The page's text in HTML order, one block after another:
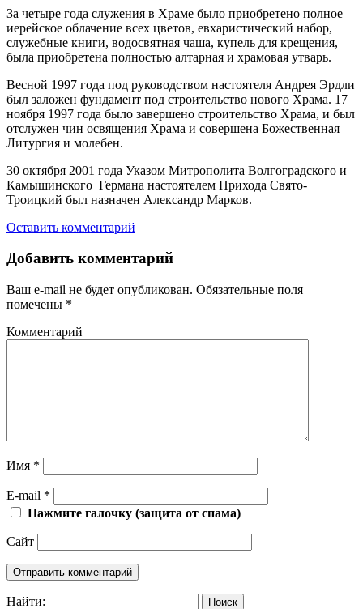
За четыре года служения в Храме было приобретено полное
иерейское облачение всех цветов, евхаристический набор,
служебные книги, водосвятная чаша, купель для крещения,
была приобретена полностью алтарная и храмовая утварь.
Весной 1997 года под руководством настоятеля Андрея Эрдли
был заложен фундамент под строительство нового Храма. 17
ноября 1997 года было завершено строительство Храма, и был
отслужен чин освящения Храма и совершена Божественная
Литургия и молебен.
30 октября 2001 года Указом Митрополита Волгоградского и
Камышинского Германа настоятелем Прихода Свято-
Троицкий был назначен Александр Марков.
Оставить комментарий
Добавить комментарий
Ваш e-mail не будет опубликован. Обязательные поля
помечены *
Комментарий
Имя *
E-mail *
Нажмите галочку (защита от спама)
Сайт
Найти: